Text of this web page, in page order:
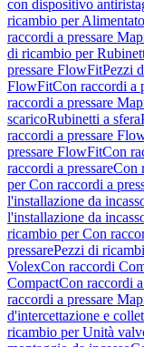
con dispositivo
ricambio per
raccordi a pressare
di ricambio per
pressare FlowFitPezzi
FlowFitCon raccordi a
raccordi a pressare
scaricoRubinetti a sfera
raccordi a pressare
pressare FlowFitCon
raccordi a pressareCon
per Con raccordi a
l'installazione da
l'installazione da
ricambio per Con
pressarePezzi di
VolexCon raccordi
CompactCon raccordi
raccordi a pressare
d'intercettazione e
ricambio per Unità